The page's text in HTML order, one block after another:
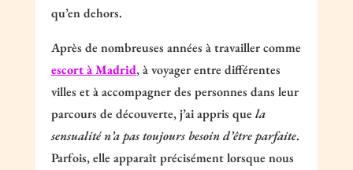
qu’en dehors.
Après de nombreuses années à travailler comme
escort à Madrid, à voyager entre différentes
villes et à accompagner des personnes dans leur
parcours de découverte, j’ai appris que la
sensualité n’a pas toujours besoin d’être parfaite.
Parfois, elle apparaît précisément lorsque nous